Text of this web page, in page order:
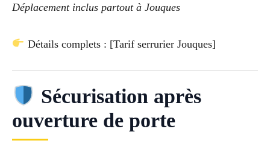
Déplacement inclus partout à Jouques
Détails complets : [Tarif serrurier Jouques]
Sécurisation après
ouverture de porte